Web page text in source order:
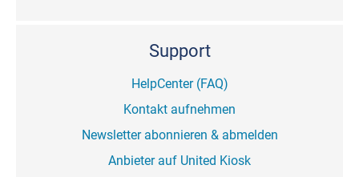
Support
HelpCenter (FAQ)
Kontakt aufnehmen
Newsletter abonnieren & abmelden
Anbieter auf United Kiosk